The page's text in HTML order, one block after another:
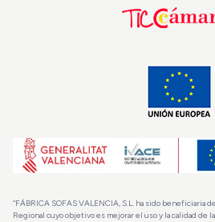
“FÁBRICA SOFAS VALENCIA, S.L. ha sido beneficiaria
Regional cuyo objetivo es mejorar el uso y la calidad de